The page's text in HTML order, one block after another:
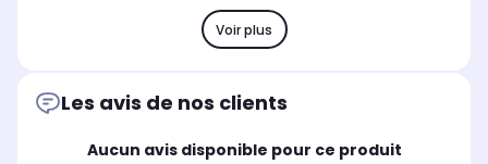
Voir plus
Les avis de nos clients
Aucun avis disponible pour ce produit